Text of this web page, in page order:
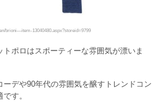
brioni—item-13040480.aspx?storeid=9799
ポロはスポーティーな雰囲気が漂いま
ーデや90年代の雰囲気を醸すトレンドコン
す。